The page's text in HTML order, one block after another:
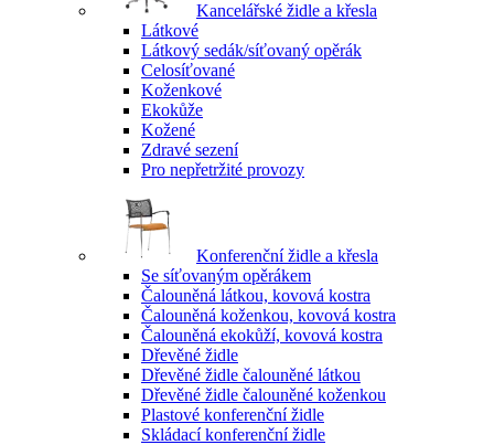
Kancelářské židle a křesla
Látkové
Látkový sedák/síťovaný opěrák
Celosíťované
Koženkové
Ekokůže
Kožené
Zdravé sezení
Pro nepřetržité provozy
Konferenční židle a křesla
Se síťovaným opěrákem
Čalouněná látkou, kovová kostra
Čalouněná koženkou, kovová kostra
Čalouněná ekokůží, kovová kostra
Dřevěné židle
Dřevěné židle čalouněné látkou
Dřevěné židle čalouněné koženkou
Plastové konferenční židle
Skládací konferenční židle